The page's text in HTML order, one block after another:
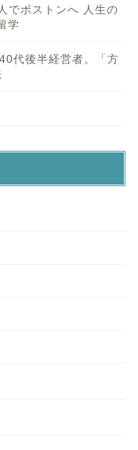
でボストンへ 人生の
学
代後半経営者。「方